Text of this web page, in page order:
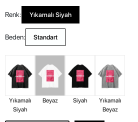
Renk: Yıkamalı Siyah
Beden: Standart
Yıkamalı
Siyah
Beyaz Siyah
Yıkamalı
Beyaz